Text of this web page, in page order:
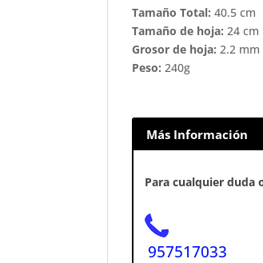
Tamaño Total: 40.5 cm
Tamaño de hoja: 24 cm
Grosor de hoja: 2.2 mm
Peso:240g
Más Información
Para cualquier duda
957517033